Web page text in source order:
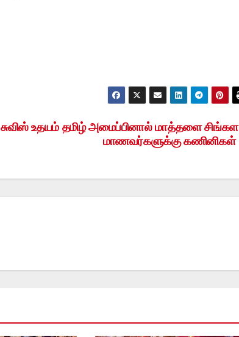
சுவிஸ் உதயம் தமிழ் அமைப்பினால் மாத்தளை சிங்கள
மாணவர்களுக்கு கணினிகள்